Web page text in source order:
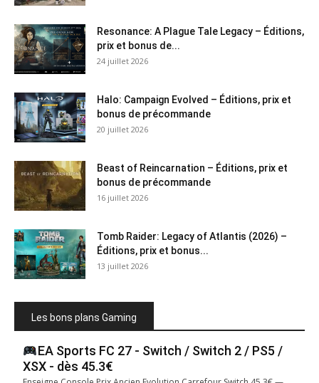
Resonance: A Plague Tale Legacy – Éditions,
prix et bonus de...
24 juillet 2026
Halo: Campaign Evolved – Éditions, prix et
bonus de précommande
20 juillet 2026
Beast of Reincarnation – Éditions, prix et
bonus de précommande
16 juillet 2026
Tomb Raider: Legacy of Atlantis (2026) –
Éditions, prix et bonus...
13 juillet 2026
Les bons plans Gaming
EA Sports FC 27 - Switch / Switch 2 / PS5 /
XSX - dès 45.3€